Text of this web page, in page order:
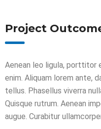
Project
Aenean leo ligula, porttitor
enim. Aliquam lorem ante,
tellus. Phasellus viverra
Quisque rutrum. Aenean
augue. Curabitur